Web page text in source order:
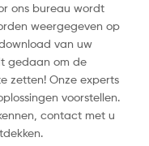
ons bureau wordt
weergegeven op
van uw
gedaan om de
zetten! Onze experts
voorstellen.
contact met u